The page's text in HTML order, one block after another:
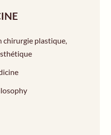
chirurgie plastique,